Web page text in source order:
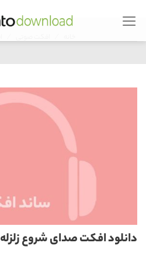
Skip
to
/
/
دانلود افکت صدای شروع زلزله